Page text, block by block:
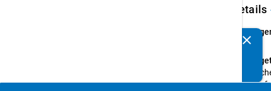
Details
84
Beruf
clear